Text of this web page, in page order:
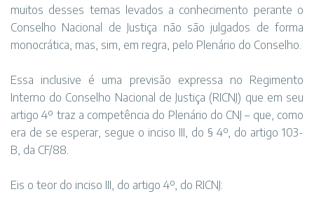
muitos desses temas levados a conhecimento perante o
Conselho Nacional de Justiça não são julgados de forma
monocrática, mas, sim, em regra, pelo Plenário do Conselho.
Essa inclusive é uma previsão expressa no Regimento
Interno do Conselho Nacional de Justiça (RICNJ) que em seu
artigo 4º traz a competência do Plenário do CNJ – que, como
era de se esperar, segue o inciso III, do § 4º, do artigo 103-
B, da CF/88.
Eis o teor do inciso III, do artigo 4º, do RICNJ: